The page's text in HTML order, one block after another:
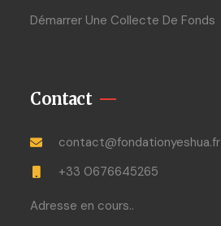
Démarrer Une Collecte De Fonds
Contact
contact@fondationyeshua.fr
+33 0676645265
Adresse en cours..